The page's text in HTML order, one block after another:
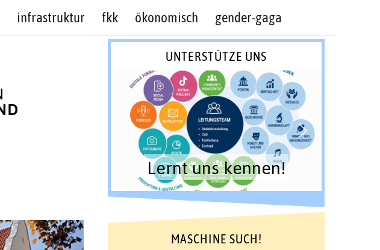
infrastruktur fkk ökonomisch gender-gaga
UNTERSTÜTZE UNS
Lernt uns kennen!
MASCHINE SUCH!